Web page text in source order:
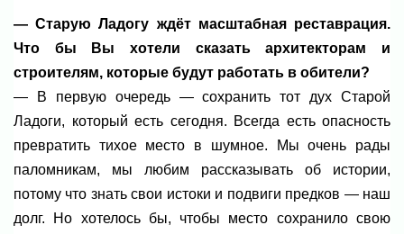
— Старую Ладогу ждёт масштабная реставрация.
Что бы Вы хотели сказать архитекторам и
строителям, которые будут работать в обители?
— В первую очередь — сохранить тот дух Старой
Ладоги, который есть сегодня. Всегда есть опасность
превратить тихое место в шумное. Мы очень рады
паломникам, мы любим рассказывать об истории,
потому что знать свои истоки и подвиги предков — наш
долг. Но хотелось бы, чтобы место сохранило свою